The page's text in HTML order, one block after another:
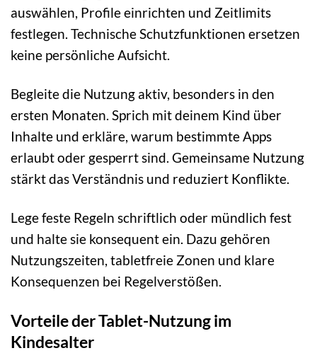
auswählen, Profile einrichten und Zeitlimits
festlegen. Technische Schutzfunktionen ersetzen
keine persönliche Aufsicht.
Begleite die Nutzung aktiv, besonders in den
ersten Monaten. Sprich mit deinem Kind über
Inhalte und erkläre, warum bestimmte Apps
erlaubt oder gesperrt sind. Gemeinsame Nutzung
stärkt das Verständnis und reduziert Konflikte.
Lege feste Regeln schriftlich oder mündlich fest
und halte sie konsequent ein. Dazu gehören
Nutzungszeiten, tabletfreie Zonen und klare
Konsequenzen bei Regelverstößen.
Vorteile der Tablet-Nutzung im
Kindesalter